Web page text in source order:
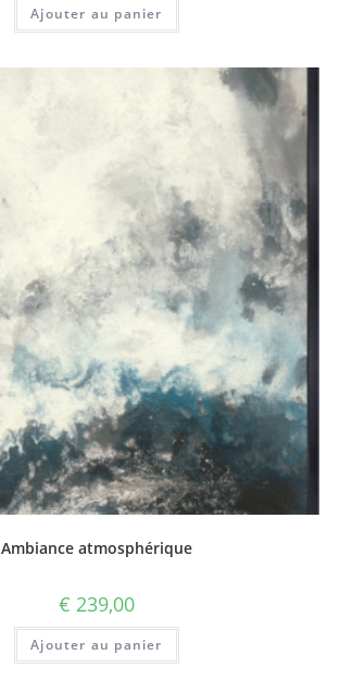
Ajouter au panier
Ambiance atmosphérique
€ 239,00
Ajouter au panier